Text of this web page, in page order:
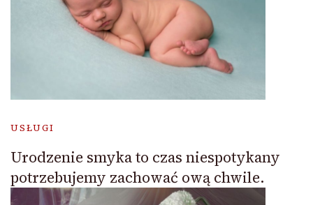
USŁUGI
Urodzenie smyka to czas niespotykany
potrzebujemy zachować ową chwile.